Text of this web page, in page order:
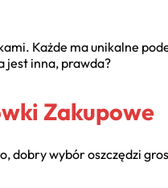
Każde ma unikalne
jest inna, prawda?
Zakupowe
dobry wybór oszczędzi